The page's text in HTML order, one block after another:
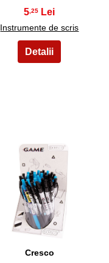
5 ,25
Instrumente de scris
32
Cresco